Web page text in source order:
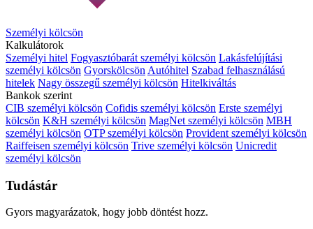
Személyi kölcsön
Kalkulátorok
Személyi hitel Fogyasztóbarát személyi kölcsön Lakásfelújítási
személyi kölcsön Gyorskölcsön Autóhitel Szabad felhasználású
hitelek Nagy összegű személyi kölcsön Hitelkiváltás
Bankok szerint
CIB személyi kölcsön Cofidis személyi kölcsön Erste személyi
kölcsön K&H személyi kölcsön MagNet személyi kölcsön MBH
személyi kölcsön OTP személyi kölcsön Provident személyi kölcsön
Raiffeisen személyi kölcsön Trive személyi kölcsön Unicredit
személyi kölcsön
Tudástár
Gyors magyarázatok, hogy jobb döntést hozz.